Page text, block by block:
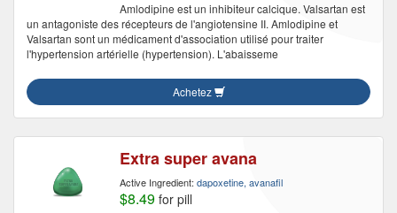
Amlodipine est un inhibiteur calcique. Valsartan est
un antagoniste des récepteurs de l'angiotensine II. Amlodipine et
Valsartan sont un médicament d'association utilisé pour traiter
l'hypertension artérielle (hypertension). L'abaisseme
Achetez
Extra super avana
Active Ingredient: dapoxetine, avanafil
$8.49 for pill